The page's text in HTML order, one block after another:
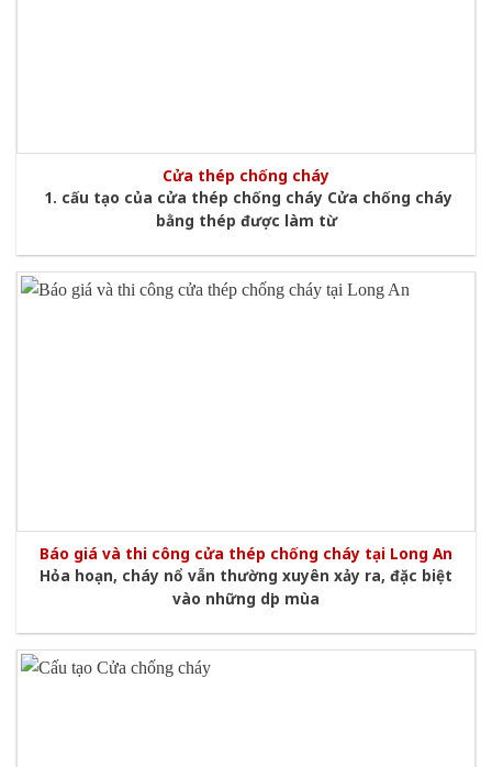
Cửa thép chống cháy
1. cấu tạo của cửa thép chống cháy Cửa chống cháy
bằng thép được làm từ
Báo giá và thi công cửa thép chống cháy tại Long An
Hỏa hoạn, cháy nổ vẫn thường xuyên xảy ra, đặc biệt
vào những dịp mùa